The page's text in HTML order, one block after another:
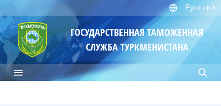
Русский
ГОСУДАРСТВЕННАЯ ТАМОЖЕННАЯ
СЛУЖБА ТУРКМЕНИСТАНА